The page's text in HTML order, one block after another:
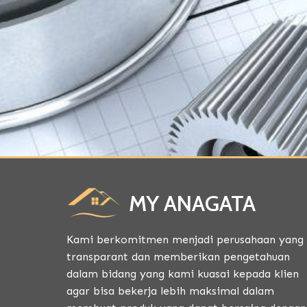
MY ANAGATA
Kami berkomitmen menjadi perusahaan yang
transparant dan memberikan pengetahuan
dalam bidang yang kami kuasai kepada klien
agar bisa bekerja lebih maksimal dalam